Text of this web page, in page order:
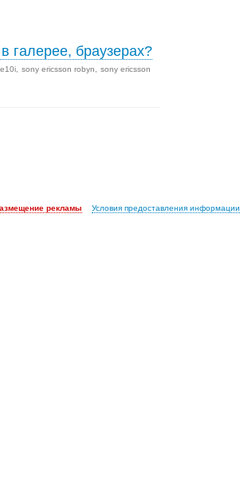
галерее, браузерах?
sony ericsson robyn
sony ericsson
рекламы Условия предоставления информации